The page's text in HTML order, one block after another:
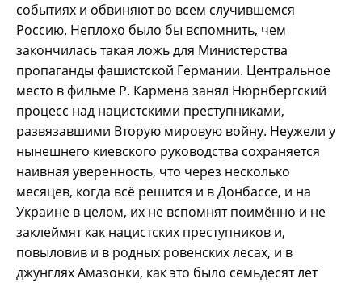
событиях и обвиняют во всем случившемся
Россию. Неплохо было бы вспомнить, чем
закончилась такая ложь для Министерства
пропаганды фашистской Германии. Центральное
место в фильме Р. Кармена занял Нюрнбергский
процесс над нацистскими преступниками,
развязавшими Вторую мировую войну. Неужели у
нынешнего киевского руководства сохраняется
наивная уверенность, что через несколько
месяцев, когда всё решится и в Донбассе, и на
Украине в целом, их не вспомнят поимённо и не
заклеймят как нацистских преступников и,
повыловив и в родных ровенских лесах, и в
джунглях Амазонки, как это было семьдесят лет